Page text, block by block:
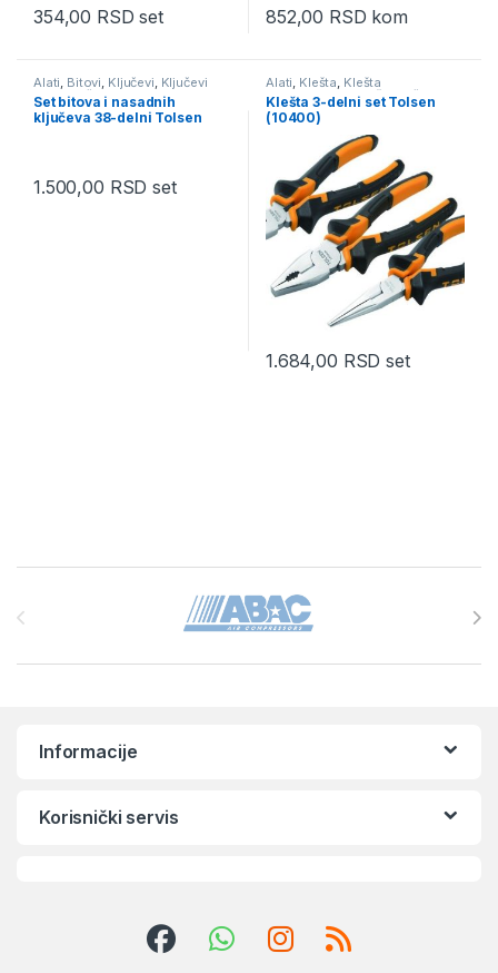
354,00 RSD set 852,00 RSD kom
Alati Bitovi Ključevi Ključevi
razni ,Ručni alati
Set bitova i nasadnih
ključeva 38-delni Tolsen
1.500,00 RSD set
Alati Klešta Klešta
kombinovana Klešta sečice
Klešta špicasta, Ručni alati
Klešta 3-delni set Tolsen
(10400)
1.684,00 RSD set
Brands Carousel
Informacije
Korisnički servis